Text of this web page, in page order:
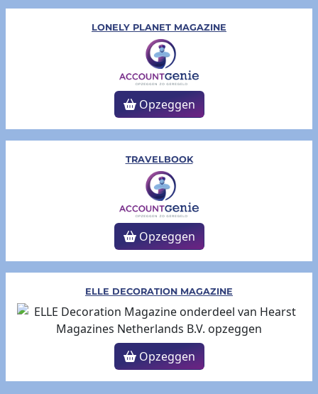
LONELY PLANET MAGAZINE
Opzeggen
TRAVELBOOK
Opzeggen
ELLE DECORATION MAGAZINE
Opzeggen